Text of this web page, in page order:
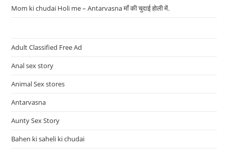
Mom ki chudai Holi me – Antarvasna माँ की चुदाई होली में.
Adult Classified Free Ad
Anal sex story
Animal Sex stores
Antarvasna
Aunty Sex Story
Bahen ki saheli ki chudai